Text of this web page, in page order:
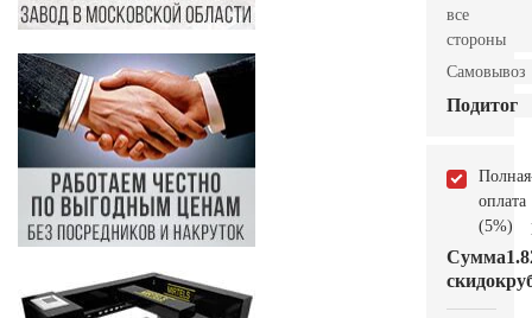
все
стороны
Самовывоз
Подитог
Полная
оплата
(5%)
Сумма
скидок